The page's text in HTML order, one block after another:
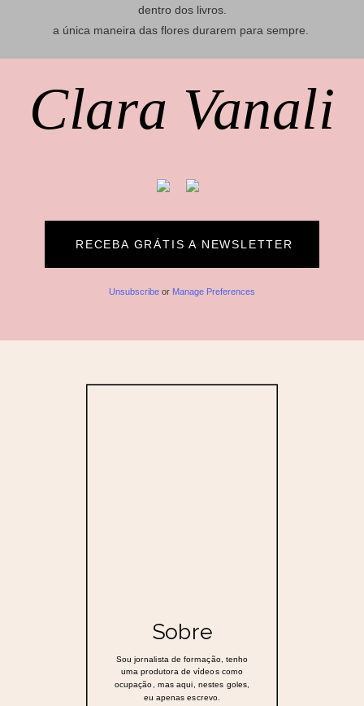
dentro dos livros.
a única maneira das flores durarem para sempre.
Clara Vanali
RECEBA GRÁTIS A NEWSLETTER
Unsubscribe or Manage Preferences
Sobre
Sou jornalista de formação, tenho
uma produtora de vídeos como
ocupação, mas aqui, nestes goles,
eu apenas escrevo.